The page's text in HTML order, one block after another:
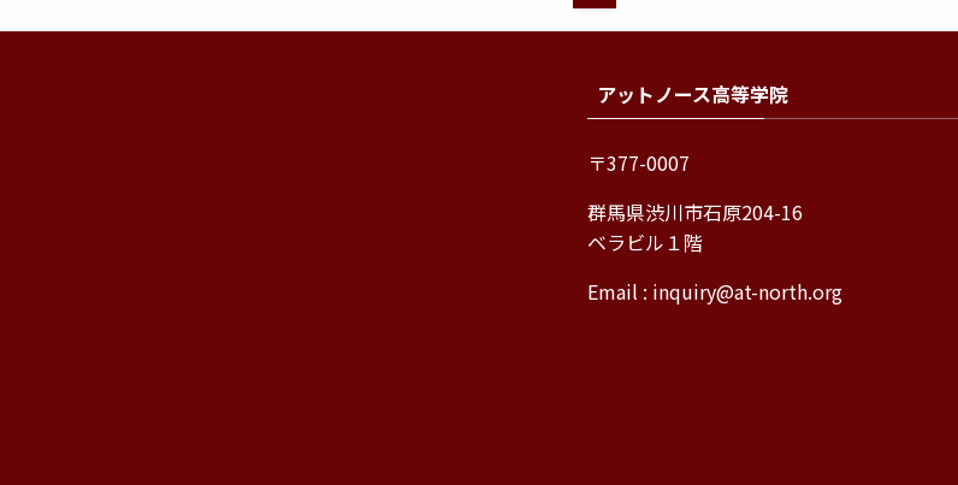
アットノース高等学院
〒377-0007
群馬県渋川市石原204-16
ベラビル１階
Email : inquiry@at-north.org